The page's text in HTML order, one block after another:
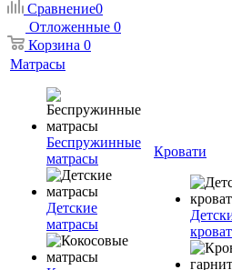
Сравнение0
Отложенные 0
Корзина 0
Матрасы
Беспружинные
матрасы
Детские
матрасы
Кровати